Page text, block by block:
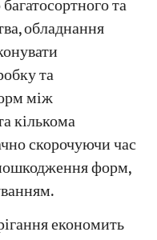
та
обладнання
та
між
кількома
скорочуючи час
форм,
економить